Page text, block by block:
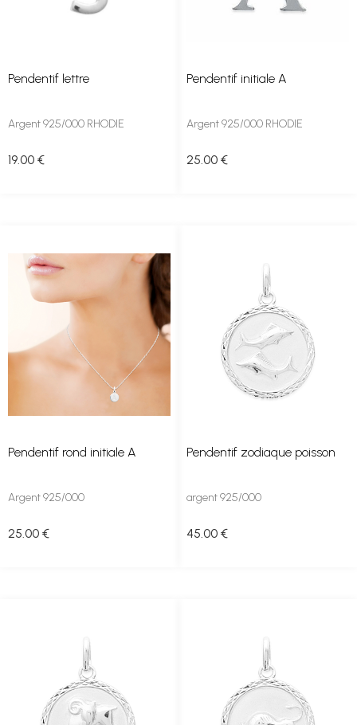
Pendentif lettre
Argent 925/000 RHODIE
19.00 €
Pendentif initiale A
Argent 925/000 RHODIE
25 .00 €
Pendentif rond initiale A
Argent 925/000
25 .00 €
Pendentif zodiaque poisson
argent 925/000
45 .00 €